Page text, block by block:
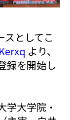
スとしてこ
より、
録を開始し
学大学院・